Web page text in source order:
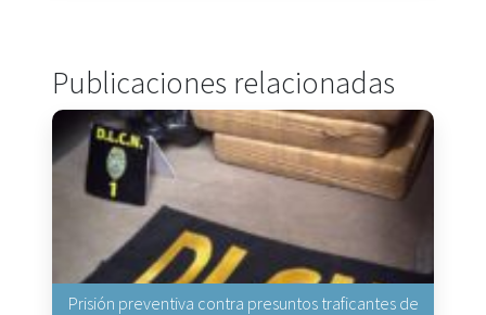
Publicaciones relacionadas
Prisión preventiva contra presuntos traficantes de